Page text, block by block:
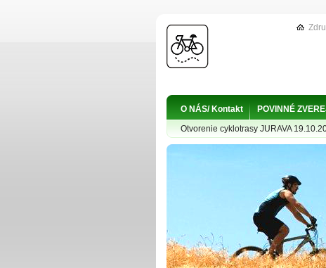
O NÁS/ Kontakt POVINNÉ
Otvorenie cyklotrasy JURAVA